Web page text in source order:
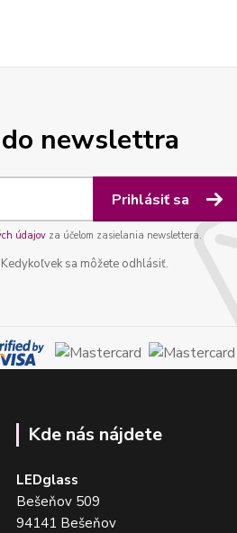
newslettra
Prihlásiť sa
údajovza účelom zasielania newslettera.
sa môžete odhlásiť.
Kde nás nájdete
LEDglass
Bešeňov 509
94141 Bešeňov